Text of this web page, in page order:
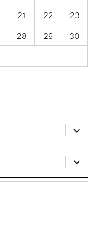
21 22
23
28 29
30
ouvrir
le
sous-
menu
ouvrir
le
sous-
menu